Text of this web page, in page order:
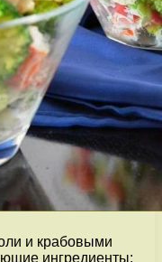
и крабовыми
ингредиенты: